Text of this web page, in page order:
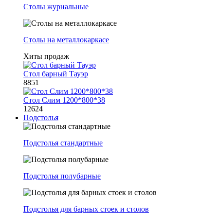
Столы журнальные
Столы на металлокаркасе
Хиты продаж
Стол барный Тауэр
8851
Стол Слим 1200*800*38
12624
Подстолья
Подстолья стандартные
Подстолья полубарные
Подстолья для барных стоек и столов